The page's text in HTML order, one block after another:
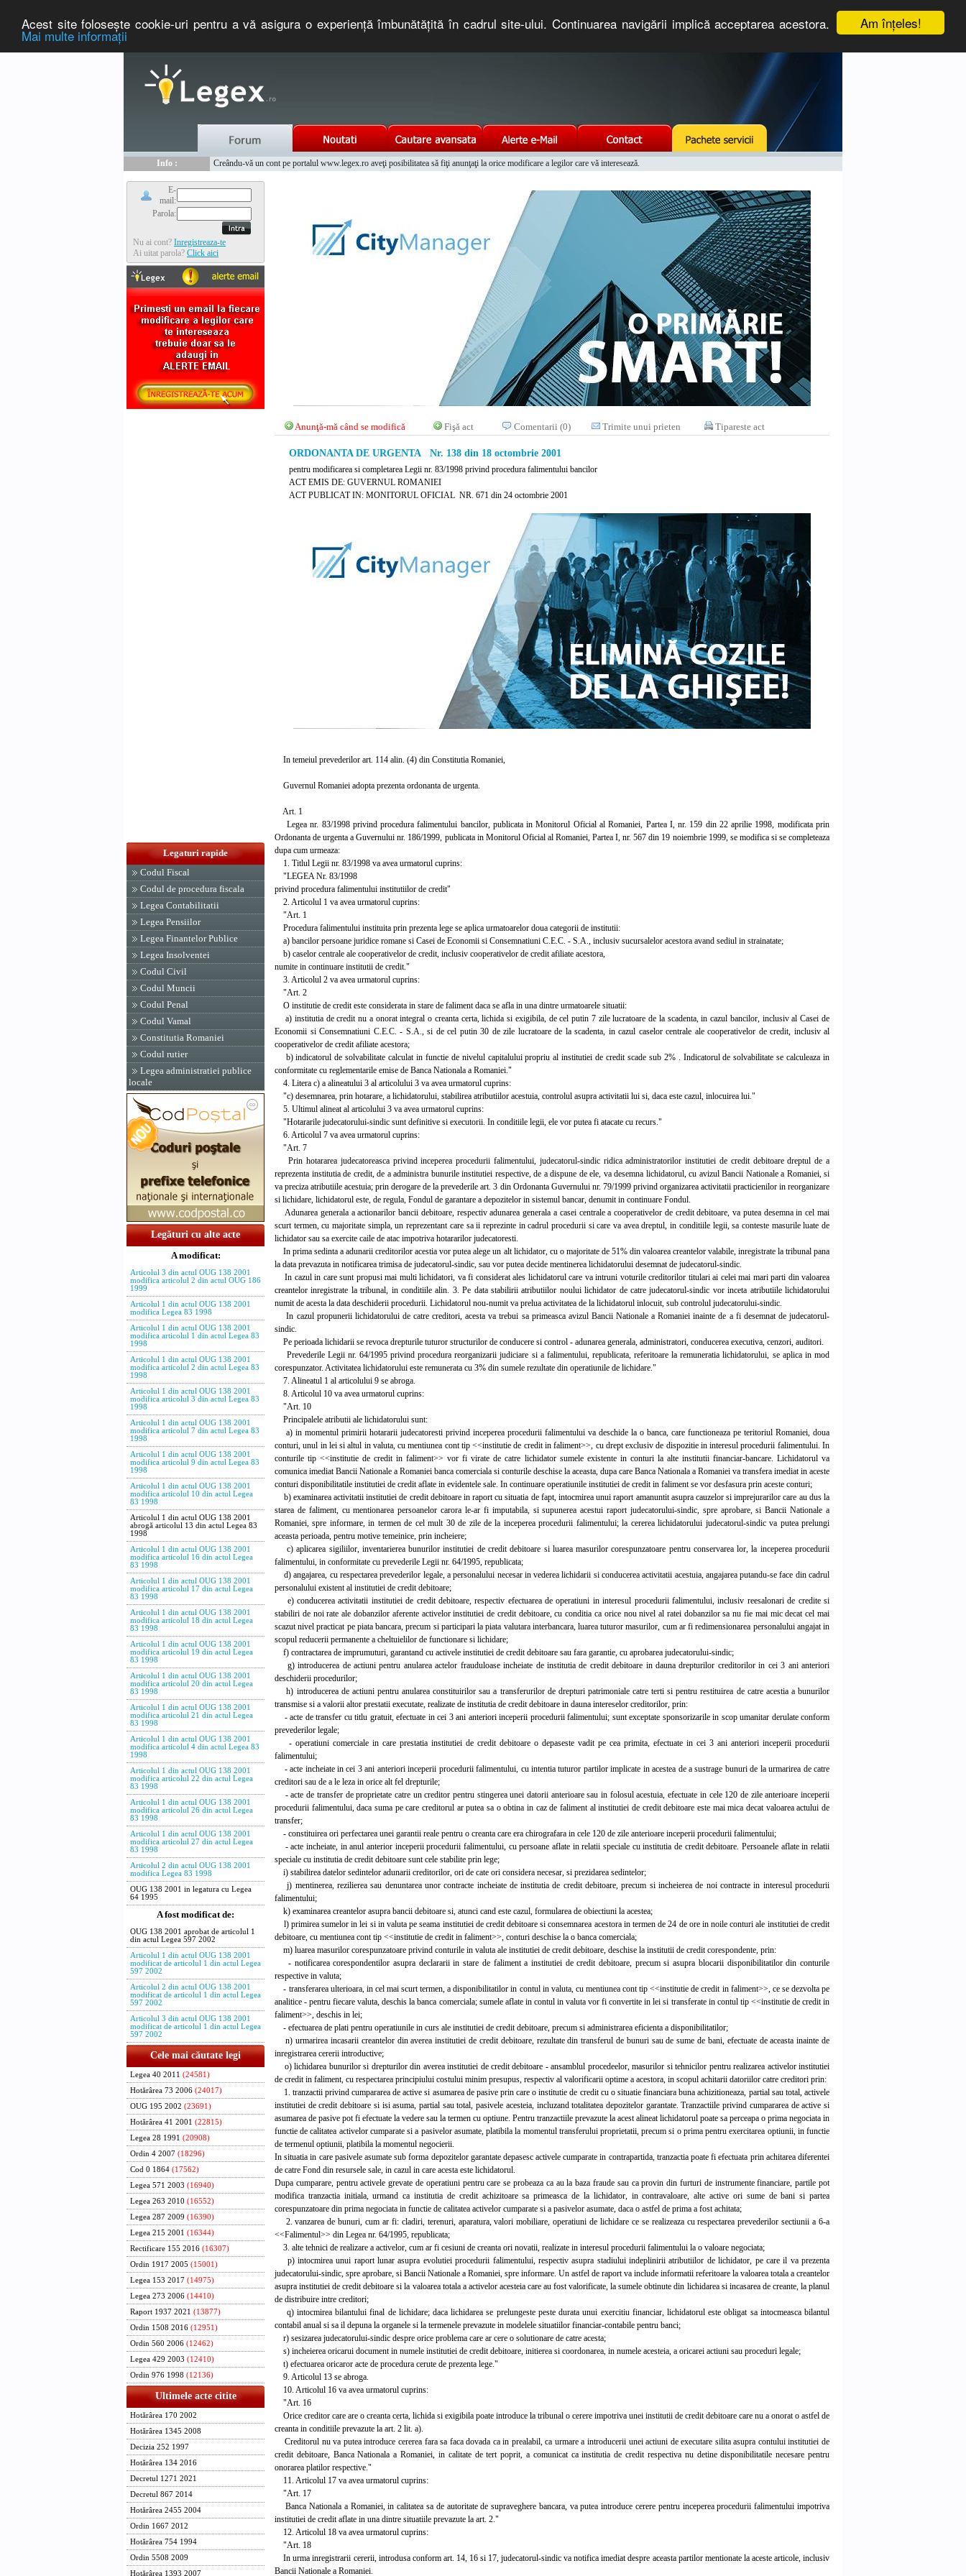
Am înţeles!
Acest site foloseşte cookie-uri pentru a vă asigura o experienţă îmbunătăţită în cadrul site-ului. Continuarea navigării implică acceptarea acestora.
Mai multe informaţii
Info :
Creându-vă un cont pe portalul www.legex.ro aveţi posibilitatea să fiţi anunţaţi la orice modificare a legilor care vă interesează.
Info :
www.tntauto.ro - Managementul Integrat al Parcului Auto
E-
mail:
Parola:
Nu ai cont? Inregistreaza-te
Ai uitat parola? Click aici
Legaturi rapide
Codul Fiscal
Codul de procedura fiscala
Legea Contabilitatii
Legea Pensiilor
Legea Finantelor Publice
Legea Insolventei
Codul Civil
Codul Muncii
Codul Penal
Codul Vamal
Constitutia Romaniei
Codul rutier
Legea administratiei publice
locale
Legături cu alte acte
A modificat:
Articolul 3 din actul OUG 138 2001
modifica articolul 2 din actul OUG 186
1999
Articolul 1 din actul OUG 138 2001
modifica Legea 83 1998
Articolul 1 din actul OUG 138 2001
modifica articolul 1 din actul Legea 83
1998
Articolul 1 din actul OUG 138 2001
modifica articolul 2 din actul Legea 83
1998
Articolul 1 din actul OUG 138 2001
modifica articolul 3 din actul Legea 83
1998
Articolul 1 din actul OUG 138 2001
modifica articolul 7 din actul Legea 83
1998
Articolul 1 din actul OUG 138 2001
modifica articolul 9 din actul Legea 83
1998
Articolul 1 din actul OUG 138 2001
modifica articolul 10 din actul Legea
83 1998
Articolul 1 din actul OUG 138 2001
abrogă articolul 13 din actul Legea 83
1998
Articolul 1 din actul OUG 138 2001
modifica articolul 16 din actul Legea
83 1998
Articolul 1 din actul OUG 138 2001
modifica articolul 17 din actul Legea
83 1998
Articolul 1 din actul OUG 138 2001
modifica articolul 18 din actul Legea
83 1998
Articolul 1 din actul OUG 138 2001
modifica articolul 19 din actul Legea
83 1998
Articolul 1 din actul OUG 138 2001
modifica articolul 20 din actul Legea
83 1998
Articolul 1 din actul OUG 138 2001
modifica articolul 21 din actul Legea
83 1998
Articolul 1 din actul OUG 138 2001
modifica articolul 4 din actul Legea 83
1998
Articolul 1 din actul OUG 138 2001
modifica articolul 22 din actul Legea
83 1998
Articolul 1 din actul OUG 138 2001
modifica articolul 26 din actul Legea
83 1998
Articolul 1 din actul OUG 138 2001
modifica articolul 27 din actul Legea
83 1998
Articolul 2 din actul OUG 138 2001
modifica Legea 83 1998
OUG 138 2001 in legatura cu Legea
64 1995
A fost modificat de:
OUG 138 2001 aprobat de articolul 1
din actul Legea 597 2002
Articolul 1 din actul OUG 138 2001
modificat de articolul 1 din actul Legea
597 2002
Articolul 2 din actul OUG 138 2001
modificat de articolul 1 din actul Legea
597 2002
Articolul 3 din actul OUG 138 2001
modificat de articolul 1 din actul Legea
597 2002
Cele mai căutate legi
Legea 40 2011 (24581)
Hotărârea 73 2006 (24017)
OUG 195 2002 (23691)
Hotărârea 41 2001 (22815)
Legea 28 1991 (20908)
Ordin 4 2007 (18296)
Cod 0 1864 (17562)
Legea 571 2003 (16940)
Legea 263 2010 (16552)
Legea 287 2009 (16390)
Legea 215 2001 (16344)
Rectificare 155 2016 (16307)
Ordin 1917 2005 (15001)
Legea 153 2017 (14975)
Legea 273 2006 (14410)
Raport 1937 2021 (13877)
Ordin 1508 2016 (12951)
Ordin 560 2006 (12462)
Legea 429 2003 (12410)
Ordin 976 1998 (12136)
Ultimele acte citite
Hotărârea 170 2002
Hotărârea 1345 2008
Decizia 252 1997
Hotărârea 134 2016
Decretul 1271 2021
Decretul 867 2014
Hotărârea 2455 2004
Ordin 1667 2012
Hotărârea 754 1994
Ordin 5508 2009
Hotărârea 1393 2007
Anunţă-mă când se modifică Fişă act Comentarii (0) Trimite unui prieten Tipareste act
ORDONANTA DE URGENTA Nr. 138 din 18 octombrie 2001
pentru modificarea si completarea Legii nr. 83/1998 privind procedura falimentului bancilor
ACT EMIS DE: GUVERNUL ROMANIEI
ACT PUBLICAT IN: MONITORUL OFICIAL NR. 671 din 24 octombrie 2001
In temeiul prevederilor art. 114 alin. (4) din Constitutia Romaniei,
Guvernul Romaniei adopta prezenta ordonanta de urgenta.
Art. 1
Legea nr. 83/1998 privind procedura falimentului bancilor, publicata in Monitorul Oficial al Romaniei, Partea I, nr. 159 din 22 aprilie 1998, modificata prin
Ordonanta de urgenta a Guvernului nr. 186/1999, publicata in Monitorul Oficial al Romaniei, Partea I, nr. 567 din 19 noiembrie 1999, se modifica si se completeaza
dupa cum urmeaza:
1. Titlul Legii nr. 83/1998 va avea urmatorul cuprins:
"LEGEA Nr. 83/1998
privind procedura falimentului institutiilor de credit"
2. Articolul 1 va avea urmatorul cuprins:
"Art. 1
Procedura falimentului instituita prin prezenta lege se aplica urmatoarelor doua categorii de institutii:
a) bancilor persoane juridice romane si Casei de Economii si Consemnatiuni C.E.C. - S.A., inclusiv sucursalelor acestora avand sediul in strainatate;
b) caselor centrale ale cooperativelor de credit, inclusiv cooperativelor de credit afiliate acestora,
numite in continuare institutii de credit."
3. Articolul 2 va avea urmatorul cuprins:
"Art. 2
O institutie de credit este considerata in stare de faliment daca se afla in una dintre urmatoarele situatii:
a) institutia de credit nu a onorat integral o creanta certa, lichida si exigibila, de cel putin 7 zile lucratoare de la scadenta, in cazul bancilor, inclusiv al Casei de
Economii si Consemnatiuni C.E.C. - S.A., si de cel putin 30 de zile lucratoare de la scadenta, in cazul caselor centrale ale cooperativelor de credit, inclusiv al
cooperativelor de credit afiliate acestora;
b) indicatorul de solvabilitate calculat in functie de nivelul capitalului propriu al institutiei de credit scade sub 2% . Indicatorul de solvabilitate se calculeaza in
conformitate cu reglementarile emise de Banca Nationala a Romaniei."
4. Litera c) a alineatului 3 al articolului 3 va avea urmatorul cuprins:
"c) desemnarea, prin hotarare, a lichidatorului, stabilirea atributiilor acestuia, controlul asupra activitatii lui si, daca este cazul, inlocuirea lui."
5. Ultimul alineat al articolului 3 va avea urmatorul cuprins:
"Hotararile judecatorului-sindic sunt definitive si executorii. In conditiile legii, ele vor putea fi atacate cu recurs."
6. Articolul 7 va avea urmatorul cuprins:
"Art. 7
Prin hotararea judecatoreasca privind inceperea procedurii falimentului, judecatorul-sindic ridica administratorilor institutiei de credit debitoare dreptul de a
reprezenta institutia de credit, de a administra bunurile institutiei respective, de a dispune de ele, va desemna lichidatorul, cu avizul Bancii Nationale a Romaniei, si
va preciza atributiile acestuia; prin derogare de la prevederile art. 3 din Ordonanta Guvernului nr. 79/1999 privind organizarea activitatii practicienilor in reorganizare
si lichidare, lichidatorul este, de regula, Fondul de garantare a depozitelor in sistemul bancar, denumit in continuare Fondul.
Adunarea generala a actionarilor bancii debitoare, respectiv adunarea generala a casei centrale a cooperativelor de credit debitoare, va putea desemna in cel mai
scurt termen, cu majoritate simpla, un reprezentant care sa ii reprezinte in cadrul procedurii si care va avea dreptul, in conditiile legii, sa conteste masurile luate de
lichidator sau sa exercite caile de atac impotriva hotararilor judecatoresti.
In prima sedinta a adunarii creditorilor acestia vor putea alege un alt lichidator, cu o majoritate de 51% din valoarea creantelor valabile, inregistrate la tribunal pana
la data prevazuta in notificarea trimisa de judecatorul-sindic, sau vor putea decide mentinerea lichidatorului desemnat de judecatorul-sindic.
In cazul in care sunt propusi mai multi lichidatori, va fi considerat ales lichidatorul care va intruni voturile creditorilor titulari ai celei mai mari parti din valoarea
creantelor inregistrate la tribunal, in conditiile alin. 3. Pe data stabilirii atributiilor noului lichidator de catre judecatorul-sindic vor inceta atributiile lichidatorului
numit de acesta la data deschiderii procedurii. Lichidatorul nou-numit va prelua activitatea de la lichidatorul inlocuit, sub controlul judecatorului-sindic.
In cazul propunerii lichidatorului de catre creditori, acesta va trebui sa primeasca avizul Bancii Nationale a Romaniei inainte de a fi desemnat de judecatorul-
sindic.
Pe perioada lichidarii se revoca drepturile tuturor structurilor de conducere si control - adunarea generala, administratori, conducerea executiva, cenzori, auditori.
Prevederile Legii nr. 64/1995 privind procedura reorganizarii judiciare si a falimentului, republicata, referitoare la remuneratia lichidatorului, se aplica in mod
corespunzator. Activitatea lichidatorului este remunerata cu 3% din sumele rezultate din operatiunile de lichidare."
7. Alineatul 1 al articolului 9 se abroga.
8. Articolul 10 va avea urmatorul cuprins:
"Art. 10
Principalele atributii ale lichidatorului sunt:
a) in momentul primirii hotararii judecatoresti privind inceperea procedurii falimentului va deschide la o banca, care functioneaza pe teritoriul Romaniei, doua
conturi, unul in lei si altul in valuta, cu mentiunea cont tip <<institutie de credit in faliment>>, cu drept exclusiv de dispozitie in interesul procedurii falimentului. In
conturile tip <<institutie de credit in faliment>> vor fi virate de catre lichidator sumele existente in conturi la alte institutii financiar-bancare. Lichidatorul va
comunica imediat Bancii Nationale a Romaniei banca comerciala si conturile deschise la aceasta, dupa care Banca Nationala a Romaniei va transfera imediat in aceste
conturi disponibilitatile institutiei de credit aflate in evidentele sale. In continuare operatiunile institutiei de credit in faliment se vor desfasura prin aceste conturi;
b) examinarea activitatii institutiei de credit debitoare in raport cu situatia de fapt, intocmirea unui raport amanuntit asupra cauzelor si imprejurarilor care au dus la
starea de faliment, cu mentionarea persoanelor carora le-ar fi imputabila, si supunerea acestui raport judecatorului-sindic, spre aprobare, si Bancii Nationale a
Romaniei, spre informare, in termen de cel mult 30 de zile de la inceperea procedurii falimentului; la cererea lichidatorului judecatorul-sindic va putea prelungi
aceasta perioada, pentru motive temeinice, prin incheiere;
c) aplicarea sigiliilor, inventarierea bunurilor institutiei de credit debitoare si luarea masurilor corespunzatoare pentru conservarea lor, la inceperea procedurii
falimentului, in conformitate cu prevederile Legii nr. 64/1995, republicata;
d) angajarea, cu respectarea prevederilor legale, a personalului necesar in vederea lichidarii si conducerea activitatii acestuia, angajarea putandu-se face din cadrul
personalului existent al institutiei de credit debitoare;
e) conducerea activitatii institutiei de credit debitoare, respectiv efectuarea de operatiuni in interesul procedurii falimentului, inclusiv reesalonari de credite si
stabiliri de noi rate ale dobanzilor aferente activelor institutiei de credit debitoare, cu conditia ca orice nou nivel al ratei dobanzilor sa nu fie mai mic decat cel mai
scazut nivel practicat pe piata bancara, precum si participari la piata valutara interbancara, luarea tuturor masurilor, cum ar fi redimensionarea personalului angajat in
scopul reducerii permanente a cheltuielilor de functionare si lichidare;
f) contractarea de imprumuturi, garantand cu activele institutiei de credit debitoare sau fara garantie, cu aprobarea judecatorului-sindic;
g) introducerea de actiuni pentru anularea actelor frauduloase incheiate de institutia de credit debitoare in dauna drepturilor creditorilor in cei 3 ani anteriori
deschiderii procedurilor;
h) introducerea de actiuni pentru anularea constituirilor sau a transferurilor de drepturi patrimoniale catre terti si pentru restituirea de catre acestia a bunurilor
transmise si a valorii altor prestatii executate, realizate de institutia de credit debitoare in dauna intereselor creditorilor, prin:
- acte de transfer cu titlu gratuit, efectuate in cei 3 ani anteriori inceperii procedurii falimentului; sunt exceptate sponsorizarile in scop umanitar derulate conform
prevederilor legale;
- operatiuni comerciale in care prestatia institutiei de credit debitoare o depaseste vadit pe cea primita, efectuate in cei 3 ani anteriori inceperii procedurii
falimentului;
- acte incheiate in cei 3 ani anteriori inceperii procedurii falimentului, cu intentia tuturor partilor implicate in acestea de a sustrage bunuri de la urmarirea de catre
creditori sau de a le leza in orice alt fel drepturile;
- acte de transfer de proprietate catre un creditor pentru stingerea unei datorii anterioare sau in folosul acestuia, efectuate in cele 120 de zile anterioare inceperii
procedurii falimentului, daca suma pe care creditorul ar putea sa o obtina in caz de faliment al institutiei de credit debitoare este mai mica decat valoarea actului de
transfer;
- constituirea ori perfectarea unei garantii reale pentru o creanta care era chirografara in cele 120 de zile anterioare inceperii procedurii falimentului;
- acte incheiate, in anul anterior inceperii procedurii falimentului, cu persoane aflate in relatii speciale cu institutia de credit debitoare. Persoanele aflate in relatii
speciale cu institutia de credit debitoare sunt cele stabilite prin lege;
i) stabilirea datelor sedintelor adunarii creditorilor, ori de cate ori considera necesar, si prezidarea sedintelor;
j) mentinerea, rezilierea sau denuntarea unor contracte incheiate de institutia de credit debitoare, precum si incheierea de noi contracte in interesul procedurii
falimentului;
k) examinarea creantelor asupra bancii debitoare si, atunci cand este cazul, formularea de obiectiuni la acestea;
l) primirea sumelor in lei si in valuta pe seama institutiei de credit debitoare si consemnarea acestora in termen de 24 de ore in noile conturi ale institutiei de credit
debitoare, cu mentiunea cont tip <<institutie de credit in faliment>>, conturi deschise la o banca comerciala;
m) luarea masurilor corespunzatoare privind conturile in valuta ale institutiei de credit debitoare, deschise la institutii de credit corespondente, prin:
- notificarea corespondentilor asupra declararii in stare de faliment a institutiei de credit debitoare, precum si asupra blocarii disponibilitatilor din conturile
respective in valuta;
- transferarea ulterioara, in cel mai scurt termen, a disponibilitatilor in contul in valuta, cu mentiunea cont tip <<institutie de credit in faliment>>, ce se dezvolta pe
analitice - pentru fiecare valuta, deschis la banca comerciala; sumele aflate in contul in valuta vor fi convertite in lei si transferate in contul tip <<institutie de credit in
faliment>>, deschis in lei;
- efectuarea de plati pentru operatiunile in curs ale institutiei de credit debitoare, precum si administrarea eficienta a disponibilitatilor;
n) urmarirea incasarii creantelor din averea institutiei de credit debitoare, rezultate din transferul de bunuri sau de sume de bani, efectuate de aceasta inainte de
inregistrarea cererii introductive;
o) lichidarea bunurilor si drepturilor din averea institutiei de credit debitoare - ansamblul procedeelor, masurilor si tehnicilor pentru realizarea activelor institutiei
de credit in faliment, cu respectarea principiului costului minim presupus, respectiv al valorificarii optime a acestora, in scopul achitarii datoriilor catre creditori prin:
1. tranzactii privind cumpararea de active si asumarea de pasive prin care o institutie de credit cu o situatie financiara buna achizitioneaza, partial sau total, activele
institutiei de credit debitoare si isi asuma, partial sau total, pasivele acesteia, incluzand totalitatea depozitelor garantate. Tranzactiile privind cumpararea de active si
asumarea de pasive pot fi efectuate la vedere sau la termen cu optiune. Pentru tranzactiile prevazute la acest alineat lichidatorul poate sa perceapa o prima negociata in
functie de calitatea activelor cumparate si a pasivelor asumate, platibila la momentul transferului proprietatii, precum si o prima pentru exercitarea optiunii, in functie
de termenul optiunii, platibila la momentul negocierii.
In situatia in care pasivele asumate sub forma depozitelor garantate depasesc activele cumparate in contrapartida, tranzactia poate fi efectuata prin achitarea diferentei
de catre Fond din resursele sale, in cazul in care acesta este lichidatorul.
Dupa cumparare, pentru activele grevate de operatiuni pentru care se probeaza ca au la baza fraude sau ca provin din furturi de instrumente financiare, partile pot
modifica tranzactia initiala, urmand ca institutia de credit achizitoare sa primeasca de la lichidator, in contravaloare, alte active ori sume de bani si partea
corespunzatoare din prima negociata in functie de calitatea activelor cumparate si a pasivelor asumate, daca o astfel de prima a fost achitata;
2. vanzarea de bunuri, cum ar fi: cladiri, terenuri, aparatura, valori mobiliare, operatiuni de lichidare ce se realizeaza cu respectarea prevederilor sectiunii a 6-a
<<Falimentul>> din Legea nr. 64/1995, republicata;
3. alte tehnici de realizare a activelor, cum ar fi cesiuni de creanta ori novatii, realizate in interesul procedurii falimentului la o valoare negociata;
p) intocmirea unui raport lunar asupra evolutiei procedurii falimentului, respectiv asupra stadiului indeplinirii atributiilor de lichidator, pe care il va prezenta
judecatorului-sindic, spre aprobare, si Bancii Nationale a Romaniei, spre informare. Un astfel de raport va include informatii referitoare la valoarea totala a creantelor
asupra institutiei de credit debitoare si la valoarea totala a activelor acesteia care au fost valorificate, la sumele obtinute din lichidarea si incasarea de creante, la planul
de distribuire intre creditori;
q) intocmirea bilantului final de lichidare; daca lichidarea se prelungeste peste durata unui exercitiu financiar, lichidatorul este obligat sa intocmeasca bilantul
contabil anual si sa il depuna la organele si la termenele prevazute in modelele situatiilor financiar-contabile pentru banci;
r) sesizarea judecatorului-sindic despre orice problema care ar cere o solutionare de catre acesta;
s) incheierea oricarui document in numele institutiei de credit debitoare, initierea si coordonarea, in numele acesteia, a oricarei actiuni sau proceduri legale;
t) efectuarea oricaror acte de procedura cerute de prezenta lege."
9. Articolul 13 se abroga.
10. Articolul 16 va avea urmatorul cuprins:
"Art. 16
Orice creditor care are o creanta certa, lichida si exigibila poate introduce la tribunal o cerere impotriva unei institutii de credit debitoare care nu a onorat o astfel de
creanta in conditiile prevazute la art. 2 lit. a).
Creditorul nu va putea introduce cererea fara sa faca dovada ca in prealabil, ca urmare a introducerii unei actiuni de executare silita asupra contului institutiei de
credit debitoare, Banca Nationala a Romaniei, in calitate de tert poprit, a comunicat ca institutia de credit respectiva nu detine disponibilitatile necesare pentru
onorarea platilor respective."
11. Articolul 17 va avea urmatorul cuprins:
"Art. 17
Banca Nationala a Romaniei, in calitatea sa de autoritate de supraveghere bancara, va putea introduce cerere pentru inceperea procedurii falimentului impotriva
institutiei de credit aflate in una dintre situatiile prevazute la art. 2."
12. Articolul 18 va avea urmatorul cuprins:
"Art. 18
In urma inregistrarii cererii, introdusa conform art. 14, 16 si 17, judecatorul-sindic va notifica imediat despre aceasta partilor mentionate la aceste articole, inclusiv
Bancii Nationale a Romaniei.